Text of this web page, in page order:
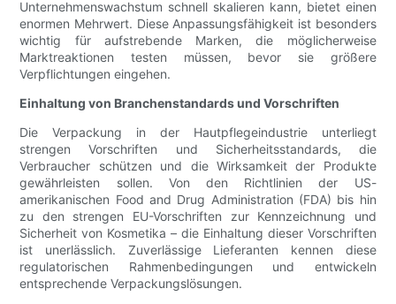
Unternehmenswachstum schnell skalieren kann, bietet einen
enormen Mehrwert. Diese Anpassungsfähigkeit ist besonders
wichtig für aufstrebende Marken, die möglicherweise
Marktreaktionen testen müssen, bevor sie größere
Verpflichtungen eingehen.
Einhaltung von Branchenstandards und Vorschriften
Die Verpackung in der Hautpflegeindustrie unterliegt
strengen Vorschriften und Sicherheitsstandards, die
Verbraucher schützen und die Wirksamkeit der Produkte
gewährleisten sollen. Von den Richtlinien der US-
amerikanischen Food and Drug Administration (FDA) bis hin
zu den strengen EU-Vorschriften zur Kennzeichnung und
Sicherheit von Kosmetika – die Einhaltung dieser Vorschriften
ist unerlässlich. Zuverlässige Lieferanten kennen diese
regulatorischen Rahmenbedingungen und entwickeln
entsprechende Verpackungslösungen.